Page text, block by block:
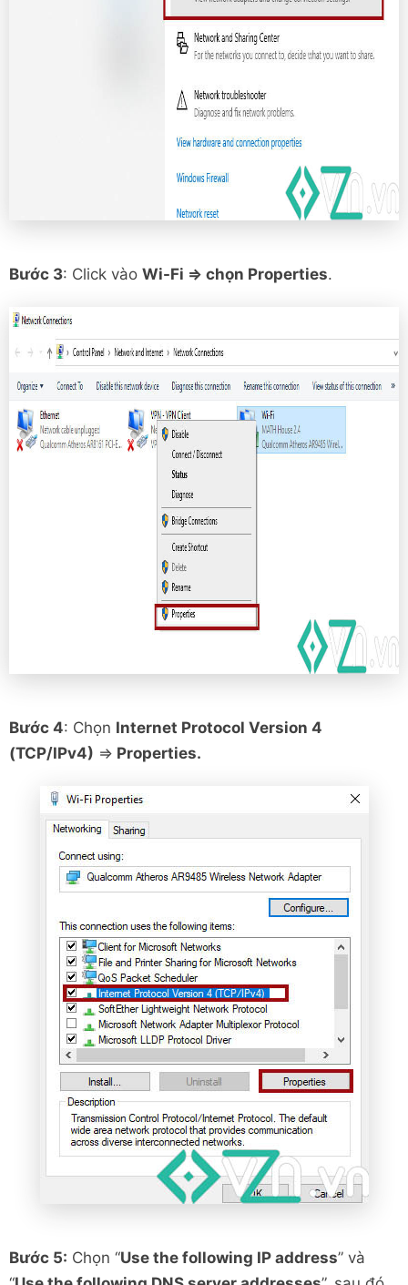
Bước 3: Click vào Wi-Fi => chọn Properties.
Bước 4: Chọn Internet Protocol Version 4
(TCP/IPv4) => Properties.
Bước 5: Chọn “Use the following IP address” và